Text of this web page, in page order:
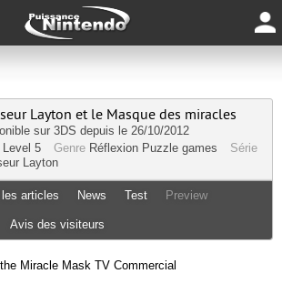
Layton et le Masque des miracles
sur 3DS depuis le 26/10/2012
Level 5 Genre Réflexion Puzzle games
Série
Layton
articles News Test Preview
Avis des visiteurs
Miracle Mask TV Commercial